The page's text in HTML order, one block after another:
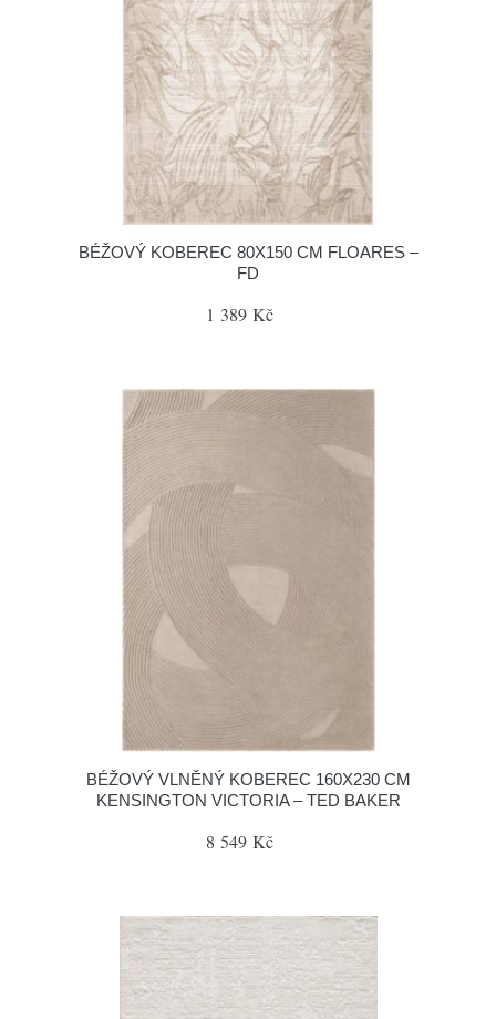
BÉŽOVÝ KOBEREC 80X150 CM FLOARES –
FD
1 389 Kč
BÉŽOVÝ VLNĚNÝ KOBEREC 160X230 CM
KENSINGTON VICTORIA – TED BAKER
8 549 Kč